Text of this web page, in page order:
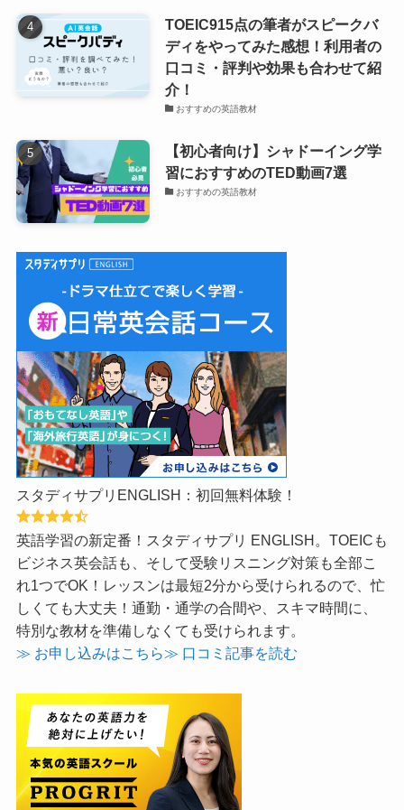
TOEIC915点の筆者がスピークバ
ディをやってみた感想！利用者の
口コミ・評判や効果も合わせて紹
介！
おすすめの英語教材
【初心者向け】シャドーイング学
習におすすめのTED動画7選
おすすめの英語教材
スタディサプリENGLISH：初回無料体験！
英語学習の新定番！スタディサプリ ENGLISH。TOEICも
ビジネス英会話も、そして受験リスニング対策も全部こ
れ1つでOK！レッスンは最短2分から受けられるので、忙
しくても大丈夫！通勤・通学の合間や、スキマ時間に、
特別な教材を準備しなくても受けられます。
≫ お申し込みはこちら≫ 口コミ記事を読む